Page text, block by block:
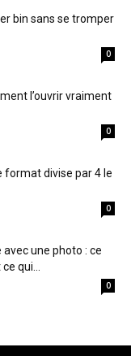
bin sans se tromper
0
l’ouvrir vraiment
0
format divise par 4 le
0
une photo : ce
qui...
0